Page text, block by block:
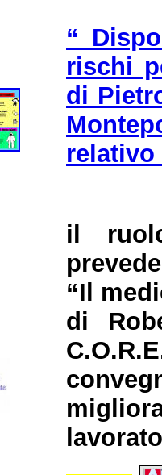
“
rischi
di
il
“Il
di